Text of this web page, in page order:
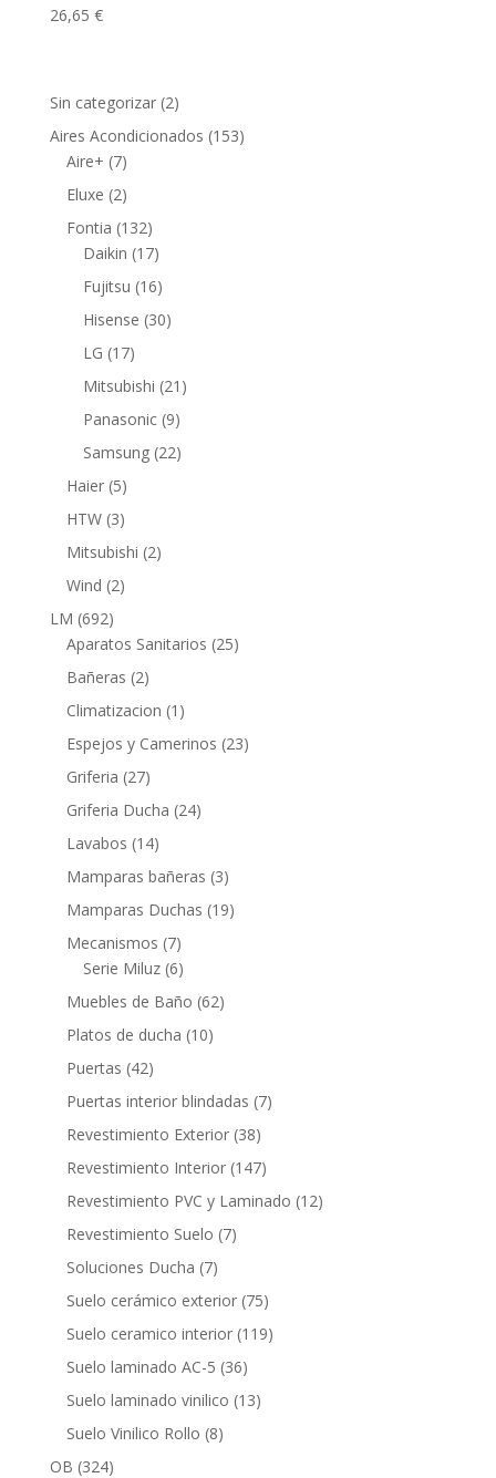
26,65 €
Sin categorizar 22
productos
Aires Acondicionados 153153
Aire+ 77
productos
Eluxe 22
productos
Fontia 132132
productos
Daikin 1717
productos
Fujitsu 1616
productos
Hisense 3030
LG 1717
productos
Mitsubishi 21 21
Panasonic 99
productos
Samsung 2222
Haier 55
productos
HTW 33
productos
Mitsubishi 22
Wind 22
LM 692692
productos
Aparatos Sanitarios 2525
Bañeras 22
productos
Climatizacion 1 1
producto
Espejos y Camerinos 2323
Griferia 2727
productos
Griferia Ducha 2424
Lavabos 1414
productos
Mamparas bañeras 33
productos
Mamparas Duchas 1919
Mecanismos 77
productos
Serie Miluz 66
productos
Muebles de Baño 6262
Platos de ducha 1010
Puertas 4242
productos
Puertas interior blindadas 77
Revestimiento Exterior 3838
productos
Revestimiento Interior 147147
productos
Revestimiento PVC y Laminado 1212
Revestimiento Suelo 77
Soluciones Ducha 77
productos
Suelo cerámico exterior 7575
productos
Suelo ceramico interior 119119
Suelo laminado AC-5 3636
productos
Suelo laminado vinilico 1313
Suelo Vinilico Rollo 88
OB 324324